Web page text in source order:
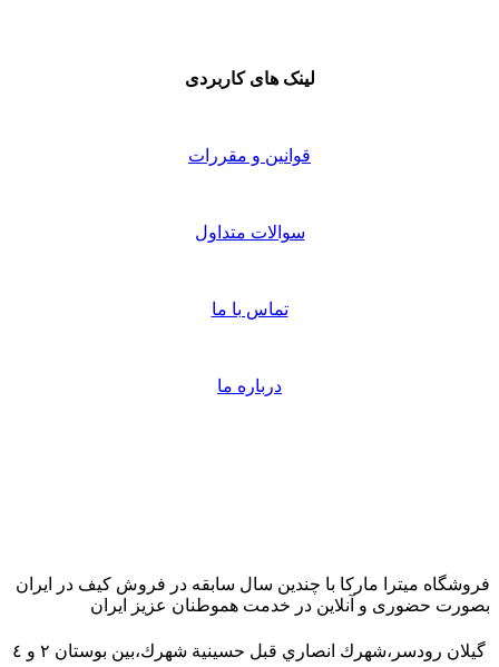
لینک های کاربردی
قوانین و مقررات
سوالات متداول
تماس با ما
درباره ما
فروشگاه میترا مارکا با چندین سال سابقه در فروش کیف در ایران
بصورت حضوری و آنلاین در خدمت هموطنان عزیز ایران
گيلان رودسر،شهرك انصاري قبل حسينية شهرك،بين بوستان ٢ و ٤